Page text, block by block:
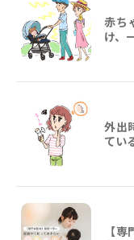
赤ち
け、
外出
てい
【